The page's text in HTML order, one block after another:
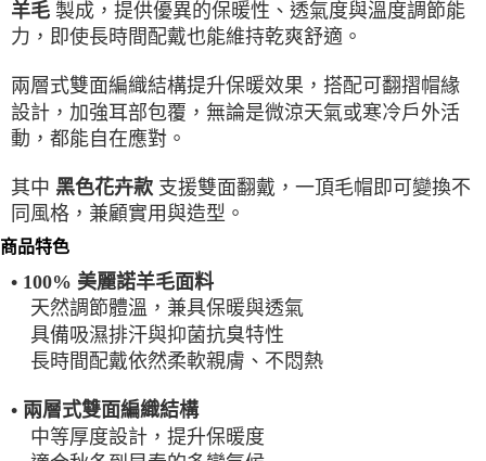
一般7-11取貨
每筆NT$100
7-11超取(2000以上免運)
每筆NT$100，滿NT$2,000(含以上)免運費
一般宅配
每筆NT$100
宅配出貨(2000以上免運)
每筆NT$100，滿NT$2,000(含以上)免運費
羊毛 製成，提供優異的保暖性、透氣度與溫度調節能
力，即使長時間配戴也能維持乾爽舒適。
兩層式雙面編織結構提升保暖效果，搭配可翻摺帽緣
設計，加強耳部包覆，無論是微涼天氣或寒冷戶外活
動，都能自在應對。
其中 黑色花卉款 支援雙面翻戴，一頂毛帽即可變換不
同風格，兼顧實用與造型。
商品特色
• 100% 美麗諾羊毛面料
天然調節體溫，兼具保暖與透氣
具備吸濕排汗與抑菌抗臭特性
長時間配戴依然柔軟親膚、不悶熱
• 兩層式雙面編織結構
中等厚度設計，提升保暖度